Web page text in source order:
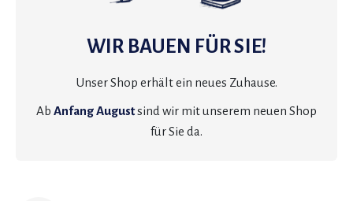
WIR BAUEN FÜR SIE!
Unser Shop erhält ein neues Zuhause.
Ab Anfang Augustsind wir mit unserem neuen Shop
für Sie da.